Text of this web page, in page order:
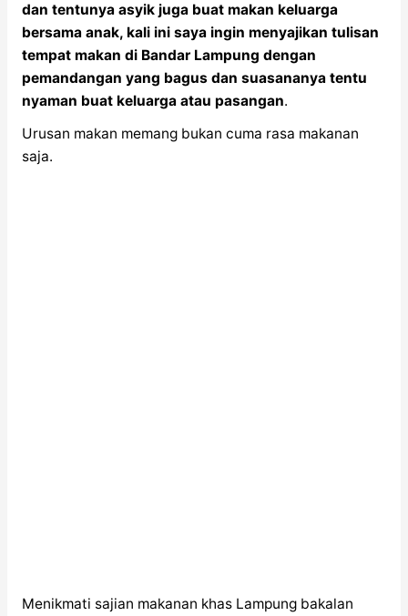
dan tentunya asyik juga buat makan keluarga
bersama anak, kali ini saya ingin menyajikan tulisan
tempat makan di Bandar Lampung dengan
pemandangan yang bagus dan suasananya tentu
nyaman buat keluarga atau pasangan.
Urusan makan memang bukan cuma rasa makanan
saja.
Menikmati sajian makanan khas Lampung bakalan